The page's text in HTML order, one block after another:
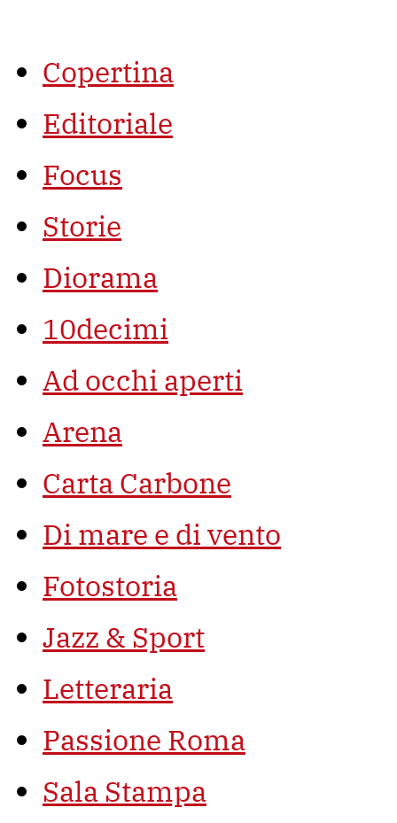
Copertina
Editoriale
Focus
Storie
Diorama
10decimi
Ad occhi aperti
Arena
Carta Carbone
Di mare e di vento
Fotostoria
Jazz & Sport
Letteraria
Passione Roma
Sala Stampa